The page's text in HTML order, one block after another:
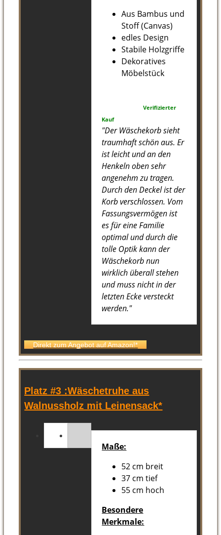
Aus Bambus und
Stoff (Canvas)
edles Design
Stabile Holzgriffe
Dekoratives
Möbelstück
Verifizierter
Kauf
"Der Wäschekorb sieht
traumhaft schön aus. Er
ist leicht und an den
Henkeln oben sehr
angenehm zu tragen.
Durch den Deckel ist der
Korb verschlossen. Vom
Fassungsvermögen ist
es für eine Familie
optimal und durch die
tolle Optik kann der
Wäschekorb nun
wirklich überall stehen
und muss nicht in der
letzten Ecke versteckt
werden."
Direkt zum Angebot auf Amazon!*
Platz #3 :Wäschetruhe aus
Walnussholz mit Leinensack*
Maße:
52 cm breit
37 cm tief
55 cm hoch
Besondere
Merkmale: